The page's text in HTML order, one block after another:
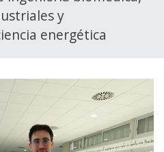
y
energética